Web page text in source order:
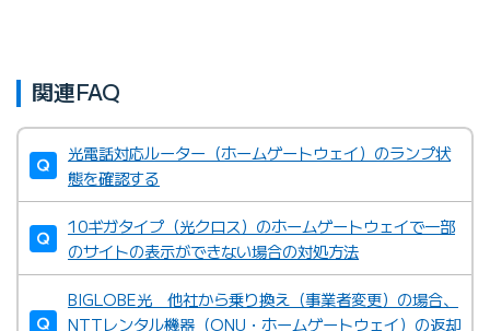
関連FAQ
光電話対応ルーター（ホームゲートウェイ）のランプ状
態を確認する
10ギガタイプ（光クロス）のホームゲートウェイで一部
のサイトの表示ができない場合の対処方法
BIGLOBE光 他社から乗り換え（事業者変更）の場合、
NTTレンタル機器（ONU・ホームゲートウェイ）の返却